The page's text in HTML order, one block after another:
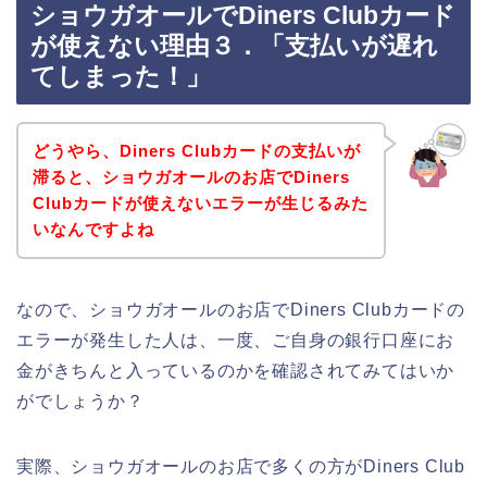
ショウガオールでDiners Clubカード
が使えない理由３．「支払いが遅れ
てしまった！」
どうやら、Diners Clubカードの支払いが
滞ると、ショウガオールのお店でDiners
Clubカードが使えないエラーが生じるみた
いなんですよね
なので、ショウガオールのお店でDiners Clubカードの
エラーが発生した人は、一度、ご自身の銀行口座にお
金がきちんと入っているのかを確認されてみてはいか
がでしょうか？
実際、ショウガオールのお店で多くの方がDiners Club